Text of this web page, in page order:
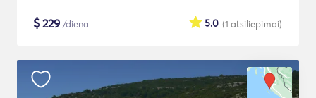
$229 /diena (1 atsiliepimai)
5.0